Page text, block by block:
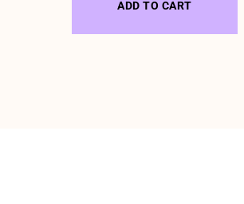
ADD TO CART